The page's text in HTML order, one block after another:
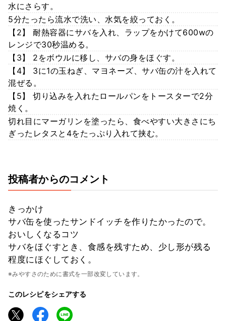
水にさらす。
5分たったら流水で洗い、水気を絞っておく。
【2】 耐熱容器にサバを入れ、ラップをかけて600wの
レンジで30秒温める。
【3】 2をボウルに移し、サバの身をほぐす。
【4】 3に1の玉ねぎ、マヨネーズ、サバ缶の汁を入れて
混ぜる。
【5】 切り込みを入れたロールパンをトースターで2分
焼く。
切れ目にマーガリンを塗ったら、食べやすい大きさにち
ぎったレタスと4をたっぷり入れて挟む。
投稿者からのコメント
きっかけ
サバ缶を使ったサンドイッチを作りたかったので。
おいしくなるコツ
サバをほぐすとき、食感を残すため、少し形が残る
程度にほぐしておく。
※みやすさのために書式を一部改変しています。
このレシピをシェアする